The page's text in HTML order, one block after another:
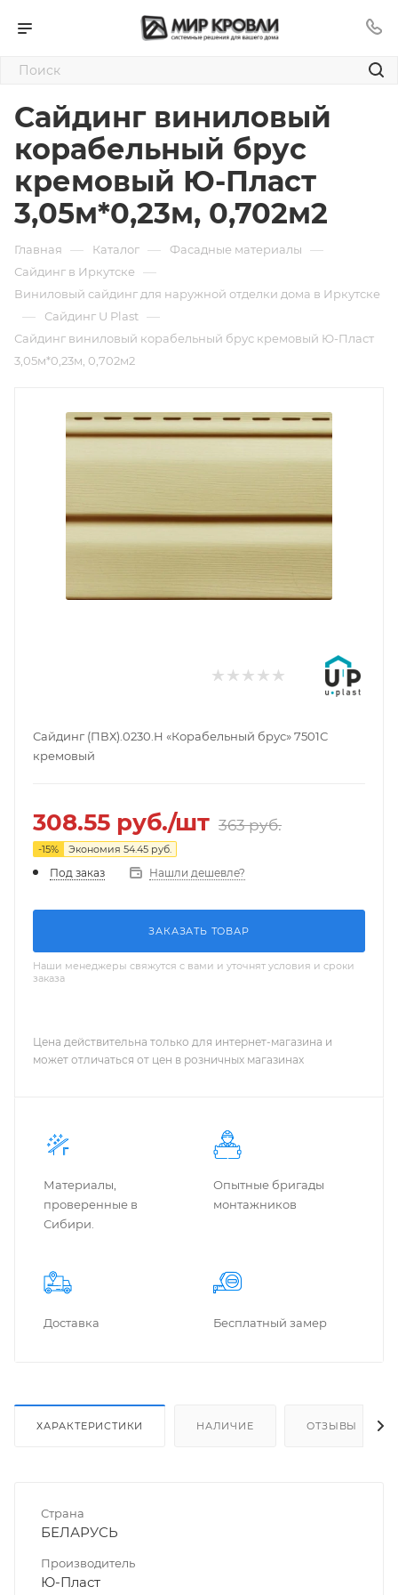
Сайдинг виниловый
корабельный брус
кремовый Ю-Пласт
3,05м*0,23м, 0,702м2
Главная — Каталог — Фасадные материалы —
Сайдинг в Иркутске —
Виниловый сайдинг для наружной отделки дома в Иркутске
— Сайдинг U Plast —
Сайдинг виниловый корабельный брус кремовый Ю-Пласт
3,05м*0,23м, 0,702м2
Сайдинг (ПВХ).0230.Н «Корабельный брус» 7501С
кремовый
308.55 руб./шт 363руб.
-15% Экономия 54.45 руб.
Под заказ Нашли дешевле?
ЗАКАЗАТЬ ТОВАР
Наши менеджеры свяжутся с вами и уточнят условия и сроки
заказа
Цена действительна только для интернет-магазина и
может отличаться от цен в розничных магазинах
Материалы,
проверенные в
Сибири.
Опытные бригады
монтажников
Доставка Бес­плат­ный замер
ХАРАКТЕРИСТИКИ НАЛИЧИЕ ОТЗЫВЫ
Страна
БЕЛАРУСЬ
Производитель
Ю-Пласт